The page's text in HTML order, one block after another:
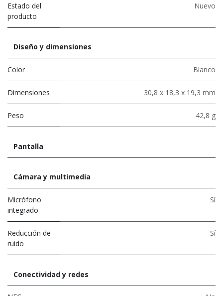
Estado del
producto
Nuevo
Diseño y dimensiones
Color Blanco
Dimensiones 30,8 x 18,3 x 19,3 mm
Peso 42,8 g
Pantalla
Cámara y multimedia
Micrófono
integrado
Sí
Reducción de
ruido
Sí
Conectividad y redes